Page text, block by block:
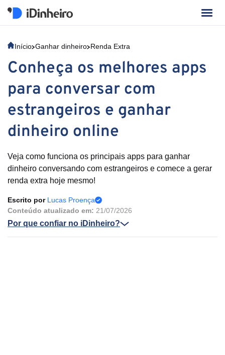
Início Ganhar dinheiro Renda Extra
Conheça os melhores apps
para conversar com
estrangeiros e ganhar
dinheiro online
Veja como funciona os principais apps para ganhar
dinheiro conversando com estrangeiros e comece a gerar
renda extra hoje mesmo!
Escrito por Lucas Proença
Conteúdo atualizado em: 21/07/2026
Por que confiar no iDinheiro?